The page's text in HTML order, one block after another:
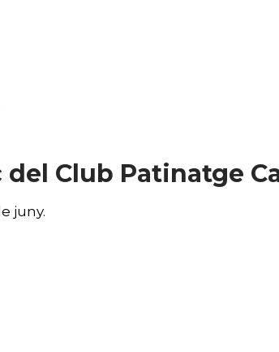
Club Patinatge
juny.